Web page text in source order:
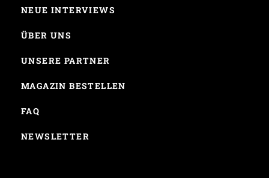
NEUE INTERVIEWS
ÜBER UNS
UNSERE PARTNER
MAGAZIN BESTELLEN
FAQ
NEWSLETTER